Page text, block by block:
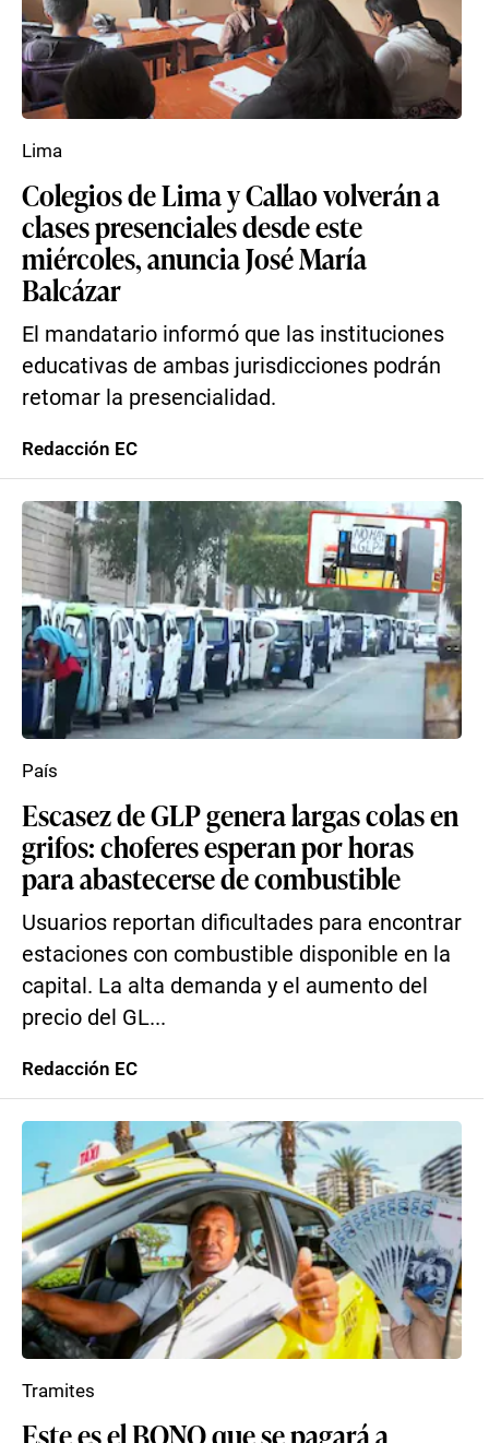
Colegios de Lima y Callao volverán a
clases presenciales desde este
miércoles, anuncia José María
Balcázar
El mandatario informó que las instituciones
educativas de ambas jurisdicciones podrán
retomar la presencialidad.
Lima
Redacción EC
Escasez de GLP genera largas colas en
grifos: choferes esperan por horas
para abastecerse de combustible
Usuarios reportan dificultades para encontrar
estaciones con combustible disponible en la
capital. La alta demanda y el aumento del
precio del GL...
País
Redacción EC
Este es el BONO que se pagará a
Tramites